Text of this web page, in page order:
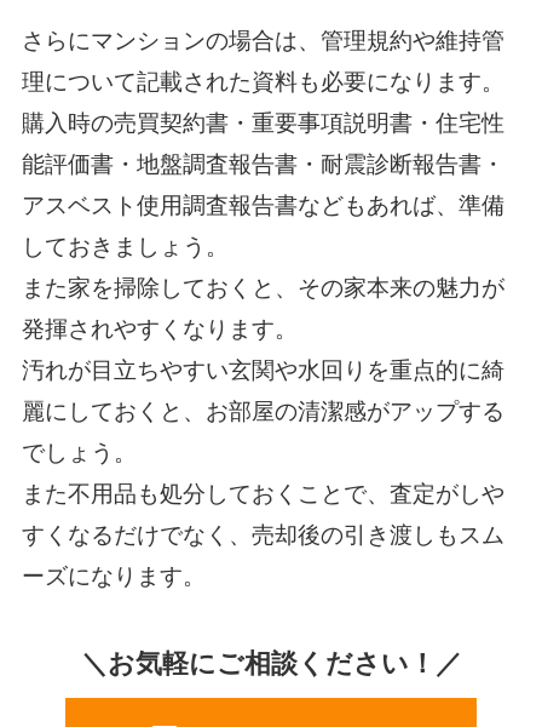
さらにマンションの場合は、管理規約や維持管
理について記載された資料も必要になります。
購入時の売買契約書・重要事項説明書・住宅性
能評価書・地盤調査報告書・耐震診断報告書・
アスベスト使用調査報告書などもあれば、準備
しておきましょう。
また家を掃除しておくと、その家本来の魅力が
発揮されやすくなります。
汚れが目立ちやすい玄関や水回りを重点的に綺
麗にしておくと、お部屋の清潔感がアップする
でしょう。
また不用品も処分しておくことで、査定がしや
すくなるだけでなく、売却後の引き渡しもスム
ーズになります。
＼お気軽にご相談ください！／